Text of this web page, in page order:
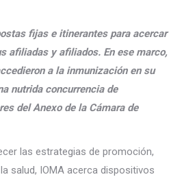
fijas e itinerantes para acercar
afiliadas y afiliados. En ese marco,
a la inmunización en su
nutrida concurrencia de
del Anexo de la Cámara de
las estrategias de promoción,
salud, IOMA acerca dispositivos